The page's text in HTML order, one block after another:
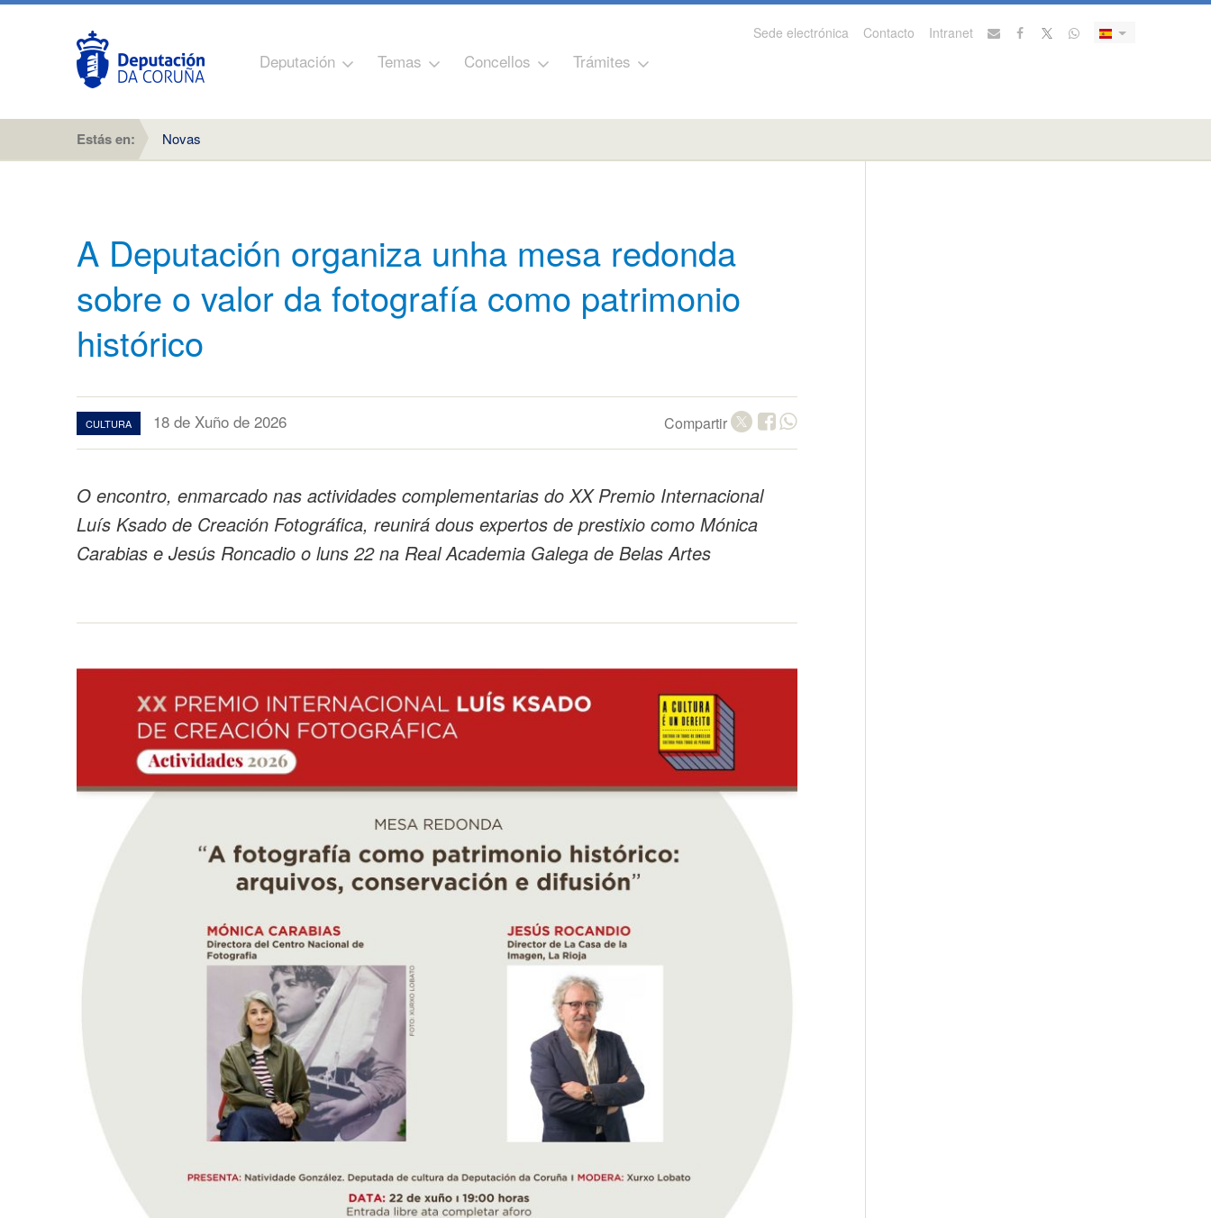
Sede electrónica Contacto Intranet
Deputación Temas Concellos Trámites
Estás en: Novas
A Deputación organiza unha mesa redonda
sobre o valor da fotografía como patrimonio
histórico
CULTURA 18 de Xuño de 2026 Compartir
O encontro, enmarcado nas actividades complementarias do XX Premio Internacional
Luís Ksado de Creación Fotográfica, reunirá dous expertos de prestixio como Mónica
Carabias e Jesús Roncadio o luns 22 na Real Academia Galega de Belas Artes